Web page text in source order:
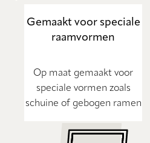
Gemaakt voor speciale
raamvormen
Op maat gemaakt voor
speciale vormen zoals
schuine of gebogen ramen